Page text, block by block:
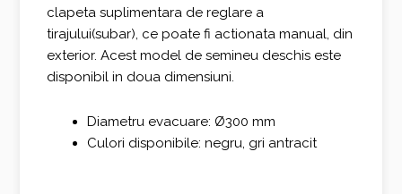
clapeta suplimentara de reglare a
tirajului(subar), ce poate fi actionata manual, din
exterior. Acest model de semineu deschis este
disponibil in doua dimensiuni.
Diametru evacuare: Ø300 mm
Culori disponibile: negru, gri antracit